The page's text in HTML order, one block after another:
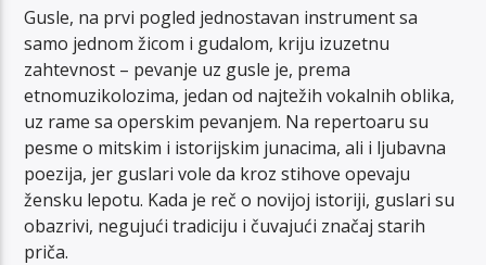
Gusle, na prvi pogled jednostavan instrument sa
samo jednom žicom i gudalom, kriju izuzetnu
zahtevnost – pevanje uz gusle je, prema
etnomuzikolozima, jedan od najtežih vokalnih oblika,
uz rame sa operskim pevanjem. Na repertoaru su
pesme o mitskim i istorijskim junacima, ali i ljubavna
poezija, jer guslari vole da kroz stihove opevaju
žensku lepotu. Kada je reč o novijoj istoriji, guslari su
obazrivi, negujući tradiciju i čuvajući značaj starih
priča.